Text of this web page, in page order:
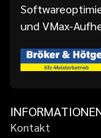
und VMax-
Kontakt